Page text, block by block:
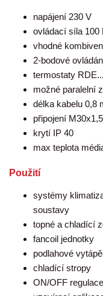
napájení 230 V
ovládací síla 100
vhodné
2-bodové
termostaty
možné paralelní
délka kabelu 0,8
připojení M30x1,5
krytí IP 40
max teplota
Použití
systémy
soustavy
topné a chladící
fancoil jednotky
podlahové
chladící stropy
ON/OFF